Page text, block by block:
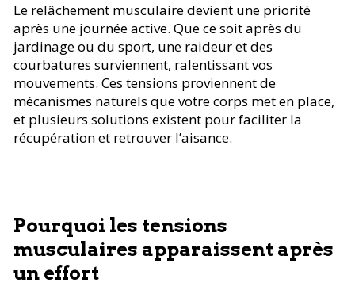
Le relâchement musculaire devient une priorité
après une journée active. Que ce soit après du
jardinage ou du sport, une raideur et des
courbatures surviennent, ralentissant vos
mouvements. Ces tensions proviennent de
mécanismes naturels que votre corps met en place,
et plusieurs solutions existent pour faciliter la
récupération et retrouver l’aisance.
Pourquoi les tensions
musculaires apparaissent après
un effort